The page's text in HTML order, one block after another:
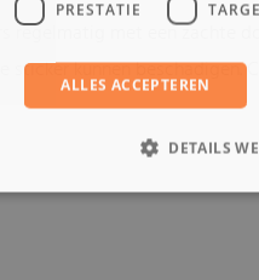
regelmatig met een zachte
sticker kunnen
PRESTATIE
ALLES ACCEPTEREN
DETAILS